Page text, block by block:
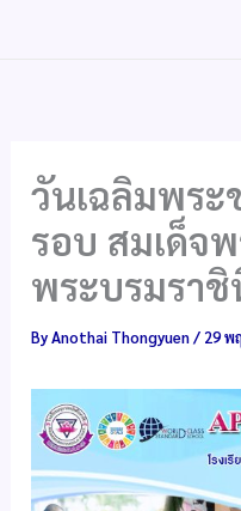
วันเฉลิมพร
รอบ สมเด็จพ
พระบรมรา
ByAnothai Thongyuen/ 29 พ